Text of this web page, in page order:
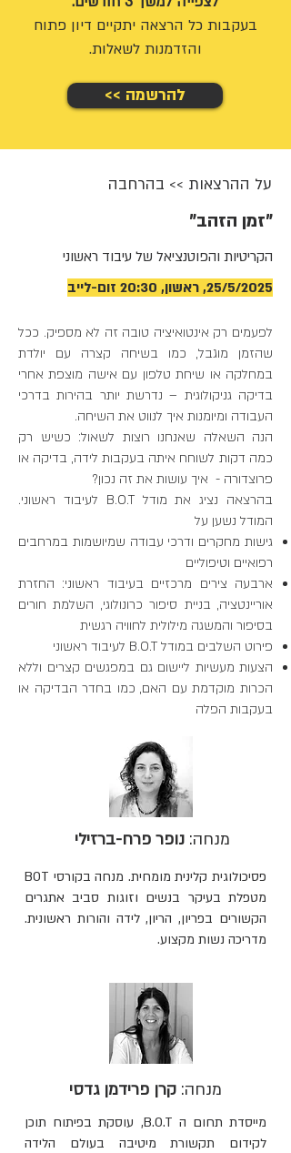
בעקבות כל הרצאה יתקיים דיון פתוח
והזדמנות לשאלות.
<< להרשמה
על ההרצאות >> בהרחבה
"זמן הזהב"
הקריטיות והפוטנציאל של עיבוד ראשוני
25/5/2025, ראשון, 20:30 זום-לייב
לפעמים רק אינטואיציה טובה זה לא מספיק. ככל
שהזמן מוגבל, כמו בשיחה קצרה עם יולדת
במחלקה או שיחת טלפון עם אישה מוצפת אחרי
בדיקה גניקולוגית – נדרשת יותר בהירות בדרכי
העבודה ומיומנות איך לנווט את השיחה.
הנה השאלה שאנחנו רוצות לשאול: כשיש רק
כמה דקות לשוחח איתה בעקבות לידה, בדיקה או
פרוצדורה - איך עושות את זה נכון?
בהרצאה נציג את מודל B.O.T לעיבוד ראשוני.
המודל נשען על
גישות מחקרים ודרכי עבודה שמיושמות במרחבים
רפואיים וטיפוליים
ארבעה צירים מרכזיים בעיבוד ראשוני: החזרת
אוריינטציה, בניית סיפור כרונולוגי, השלמת חורים
בסיפור והמשגה מילולית לחוויה רגשית
פירוט השלבים במודל B.O.T לעיבוד ראשוני
הצעות מעשיות ליישום גם במפגשים קצרים וללא
הכרות מוקדמת עם האם, כמו בחדר הבדיקה או
בעקבות הפלה
מנחה:נופר פרח-ברזילי
פסיכולוגית קלינית מומחית. מנחה בקורסי BOT
מטפלת בעיקר בנשים וזוגות סביב אתגרים
הקשורים בפריון, הריון, לידה והורות ראשונית.
מדריכה נשות מקצוע.
מנחה: קרן פרידמן גדסי
מייסדת תחום ה B.O.T, עוסקת בפיתוח תוכן
לקידום תקשורת מיטיבה בעולם הלידה